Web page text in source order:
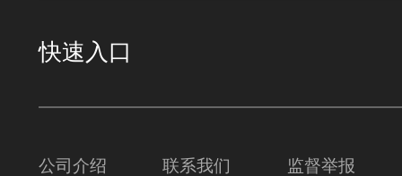
快速入口
公司介绍 联系我们
监督举报